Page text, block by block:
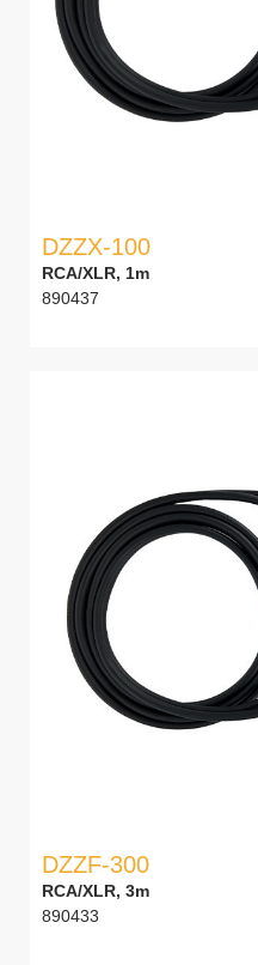
DZZX-100
RCA/XLR, 1m
890437
DZZF-300
RCA/XLR, 3m
890433